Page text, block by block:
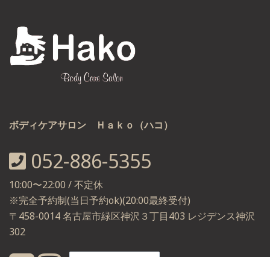
ボディケアサロン Ｈａｋｏ（ハコ）
052-886-5355
10:00〜22:00 / 不定休
※完全予約制(当日予約ok)(20:00最終受付)
〒458-0014 名古屋市緑区神沢３丁目403 レジデンス神沢
302